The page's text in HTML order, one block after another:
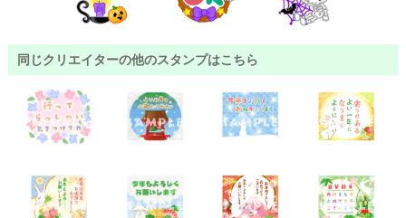
同じクリエイターの他のスタンプはこちら